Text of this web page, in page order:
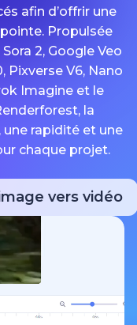
afin d’offrir une
Propulsée
2, Google Veo
Pixverse V6, Nano
Imagine et le
la
rapidité et une
chaque projet.
vers vidéo